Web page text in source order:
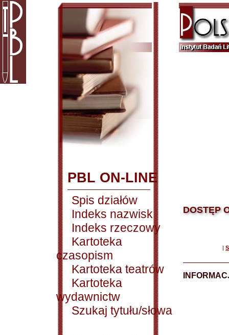
PBL ON-LINE
Spis działów
Indeks nazwisk
Indeks rzeczowy
Kartoteka
czasopism
Kartoteka teatrów
Kartoteka
wydawnictw
Szukaj tytułu/słowa
DOSTĘP
|